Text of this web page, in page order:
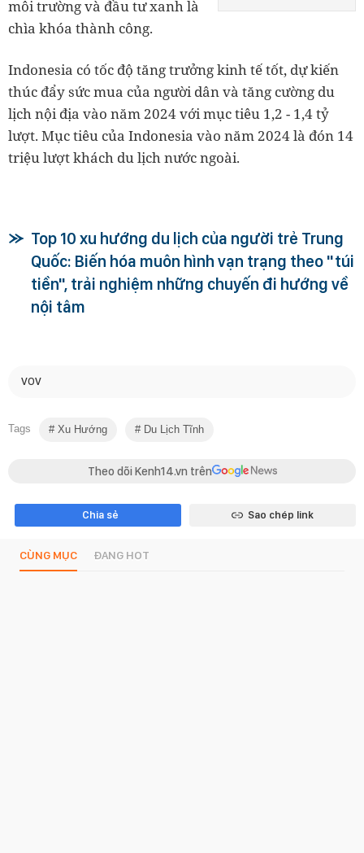
môi trường và đầu tư xanh là
chìa khóa thành công.
Indonesia có tốc độ tăng trưởng kinh tế tốt, dự kiến
thúc đẩy sức mua của người dân và tăng cường du
lịch nội địa vào năm 2024 với mục tiêu 1,2 - 1,4 tỷ
lượt. Mục tiêu của Indonesia vào năm 2024 là đón 14
triệu lượt khách du lịch nước ngoài.
Top 10 xu hướng du lịch của người trẻ Trung
Quốc: Biến hóa muôn hình vạn trạng theo "túi
tiền", trải nghiệm những chuyến đi hướng về
nội tâm
VOV
Tags Xu Hướng Du Lịch Tĩnh
Theo dõi Kenh14.vn trên
Chia sẻ Sao chép link
CÙNG MỤC ĐANG HOT